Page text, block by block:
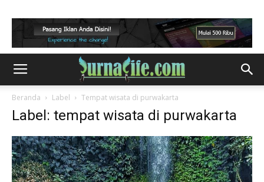
Beranda Label Tempat wisata di purwakarta
Label: tempat wisata di purwakarta